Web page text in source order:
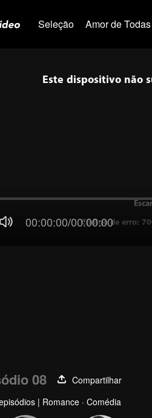
Seleção Amor de
Este dispositivo não
Código de erro:
00:00:00/00:00:00
08
Compartilhar
| Romance · Comédia